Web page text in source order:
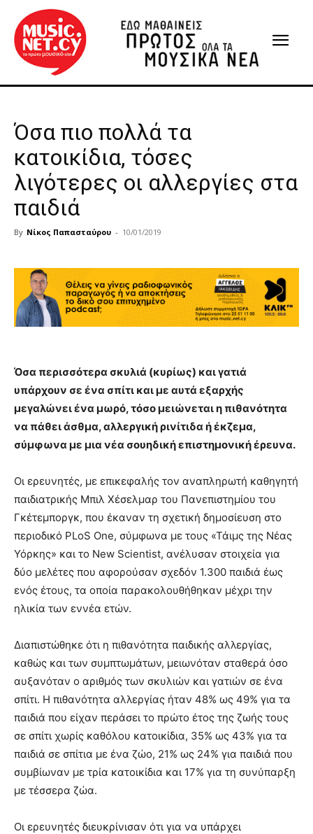
Όσα πιο πολλά τα
κατοικίδια, τόσες
λιγότερες οι αλλεργίες στα
παιδιά
By Νίκος Παπασταύρου - 10/01/2019
Όσα περισσότερα σκυλιά (κυρίως) και γατιά
υπάρχουν σε ένα σπίτι και με αυτά εξαρχής
μεγαλώνει ένα μωρό, τόσο μειώνεται η πιθανότητα
να πάθει άσθμα, αλλεργική ρινίτιδα ή έκζεμα,
σύμφωνα με μια νέα σουηδική επιστημονική έρευνα.
Οι ερευνητές, με επικεφαλής τον αναπληρωτή καθηγητή
παιδιατρικής Μπιλ Χέσελμαρ του Πανεπιστημίου του
Γκέτεμποργκ, που έκαναν τη σχετική δημοσίευση στο
περιοδικό PLoS One, σύμφωνα με τους «Τάιμς της Νέας
Υόρκης» και το New Scientist, ανέλυσαν στοιχεία για
δύο μελέτες που αφορούσαν σχεδόν 1.300 παιδιά έως
ενός έτους, τα οποία παρακολουθήθηκαν μέχρι την
ηλικία των εννέα ετών.
Διαπιστώθηκε ότι η πιθανότητα παιδικής αλλεργίας,
καθώς και των συμπτωμάτων, μειωνόταν σταθερά όσο
αυξανόταν ο αριθμός των σκυλιών και γατιών σε ένα
σπίτι. Η πιθανότητα αλλεργίας ήταν 48% ως 49% για τα
παιδιά που είχαν περάσει το πρώτο έτος της ζωής τους
σε σπίτι χωρίς καθόλου κατοικίδια, 35% ως 43% για τα
παιδιά σε σπίτια με ένα ζώο, 21% ως 24% για παιδιά που
συμβίωναν με τρία κατοικίδια και 17% για τη συνύπαρξη
με τέσσερα ζώα.
Οι ερευνητές διευκρίνισαν ότι για να υπάρχει